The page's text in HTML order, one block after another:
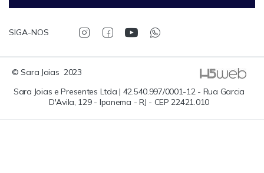
SIGA-NOS
© Sara Joias  2023
Sara Joias e Presentes Ltda | 42.540.997/0001-12 - Rua Garcia
D'Avila, 129 - Ipanema - RJ - CEP 22421.010